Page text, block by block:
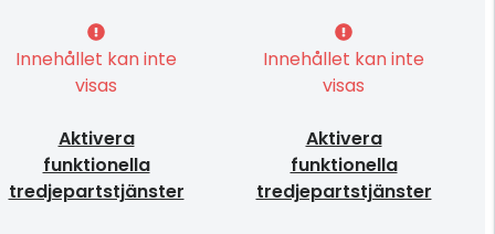
Innehållet kan inte
visas
Aktivera
funktionella
tredjepartstjänster
Innehållet kan inte
visas
Aktivera
funktionella
tredjepartstjänster